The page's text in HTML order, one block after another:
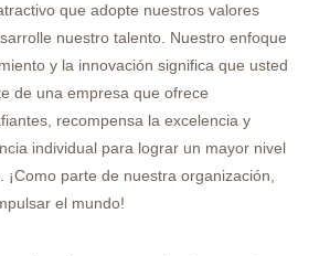
que adopte nuestros valores
nuestro talento. Nuestro enfoque
y la innovación significa que usted
de una empresa que ofrece
recompensa la excelencia y
individual para lograr un mayor nivel
parte de nuestra organización,
el mundo!